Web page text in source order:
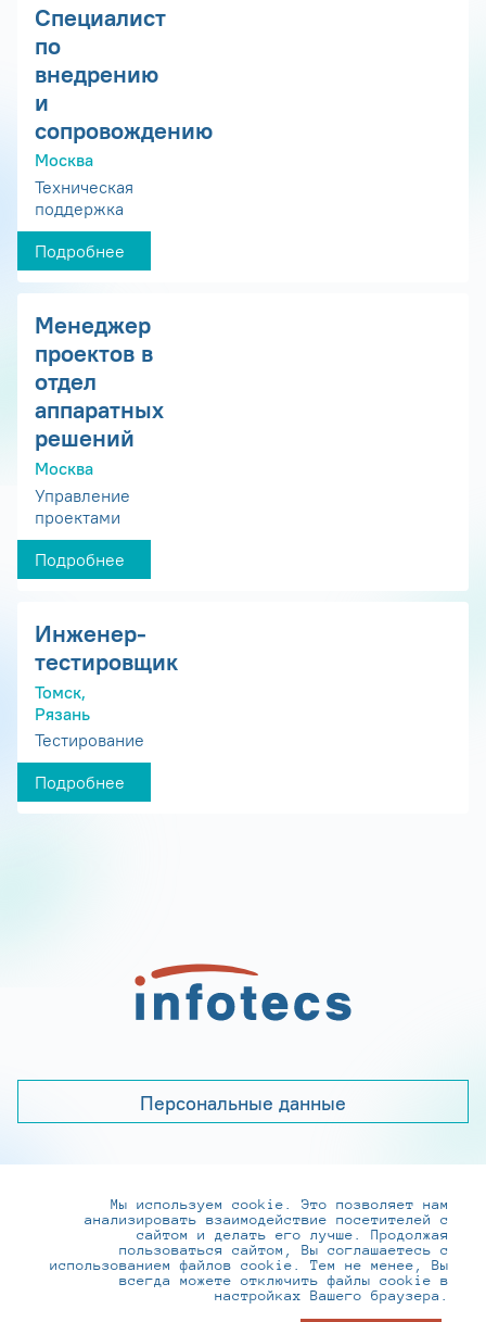
Специалист
по
внедрению
и
сопровождению
Москва
Техническая
поддержка
Подробнее
Менеджер
проектов в
отдел
аппаратных
решений
Москва
Управление
проектами
Подробнее
Инженер-
тестировщик
Томск,
Рязань
Тестирование
Подробнее
Персональные данные
+7 (495) 737-6192, 8-800-250-0-260
practice@infotecs.ru,hr@infotecs.ru
127273, г. Москва, Отрадная ул., 2Б строение 1
Мы используем cookie. Это позволяет нам
анализировать взаимодействие посетителей с
сайтом и делать его лучше. Продолжая
пользоваться сайтом, Вы соглашаетесь с
использованием файлов cookie. Тем не менее, Вы
всегда можете отключить файлы cookie в
настройках Вашего браузера.